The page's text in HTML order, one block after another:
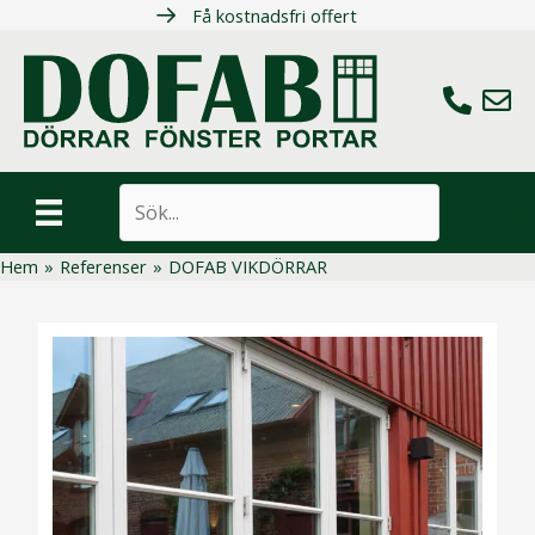
innehåll
Få kostnadsfri offert
Ring oss
Maila
Hem » Referenser » DOFAB VIKDÖRRAR